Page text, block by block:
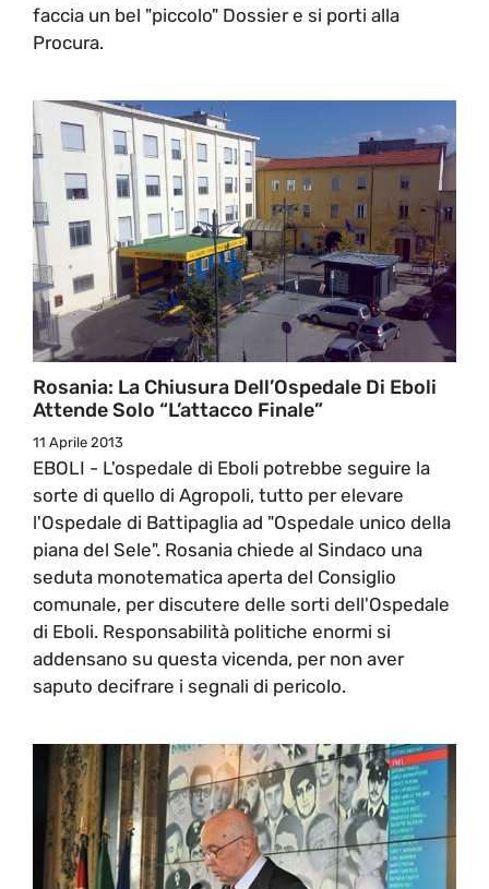
faccia un bel "piccolo" Dossier e si porti alla
Procura.
Rosania: La Chiusura Dell’Ospedale Di Eboli
Attende Solo “l’attacco Finale”
11 Aprile 2013
EBOLI - L'ospedale di Eboli potrebbe seguire la
sorte di quello di Agropoli, tutto per elevare
l'Ospedale di Battipaglia ad "Ospedale unico della
piana del Sele". Rosania chiede al Sindaco una
seduta monotematica aperta del Consiglio
comunale, per discutere delle sorti dell'Ospedale
di Eboli. Responsabilità politiche enormi si
addensano su questa vicenda, per non aver
saputo decifrare i segnali di pericolo.